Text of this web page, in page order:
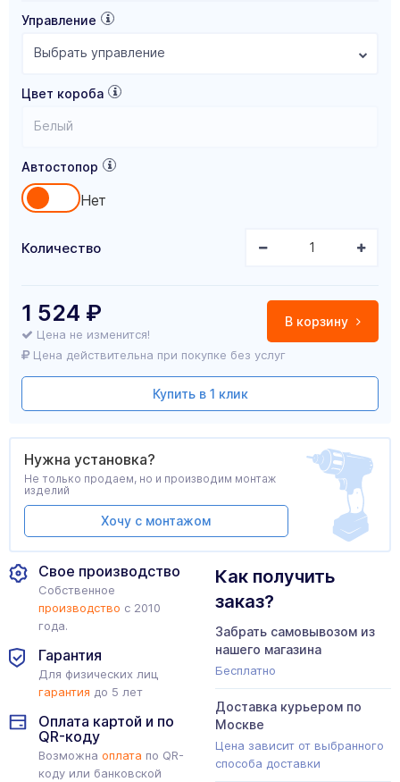
Управление
Выбрать управление
Цвет короба
Белый
Автостопор
Нет
Количество
В корзину
1 524 ₽
Цена не изменится!
Цена действительна при покупке без услуг
Купить в 1 клик
Свое производство
Собственное
производство с 2010
года.
Гарантия
Для физических лиц
гарантия до 5 лет
Оплата картой и по
QR-коду
Возможна оплата по QR-
коду или банковской
Как получить
заказ?
Забрать самовывозом из
нашего магазина
Бесплатно
Доставка курьером по
Москве
Цена зависит от выбранного
способа доставки
Нужна установка?
Не только продаем, но и производим монтаж
изделий
Хочу с монтажом